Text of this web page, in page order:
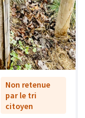
Non retenue
par le tri
citoyen